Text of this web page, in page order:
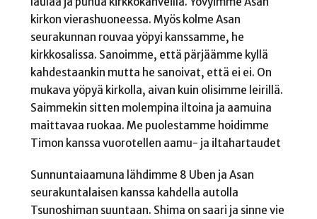
kirkon vierashuoneessa. Myös kolme Asan
seurakunnan rouvaa yöpyi kanssamme, he
kirkkosalissa. Sanoimme, että pärjäämme kyllä
kahdestaankin mutta he sanoivat, että ei ei. On
mukava yöpyä kirkolla, aivan kuin olisimme leirillä.
Saimmekin sitten molempina iltoina ja aamuina
maittavaa ruokaa. Me puolestamme hoidimme
Timon kanssa vuorotellen aamu- ja iltahartaudet
Sunnuntaiaamuna lähdimme 8 Uben ja Asan
seurakuntalaisen kanssa kahdella autolla
Tsunoshiman suuntaan. Shima on saari ja sinne vie